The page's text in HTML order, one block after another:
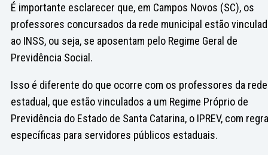
É importante esclarecer que, em Campos Novos (SC), os
professores concursados da rede municipal estão
ao INSS, ou seja, se aposentam pelo Regime Geral de
Previdência Social.
Isso é diferente do que ocorre com os professores da rede
estadual, que estão vinculados a um Regime Próprio de
Previdência do Estado de Santa Catarina, o IPREV, com
específicas para servidores públicos estaduais.